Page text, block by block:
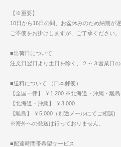
【※重要】
10日から16日の間、お盆休みのため納期が
ご不便をお掛けしますが、ご了承ください。
■出荷日について
注文日翌日より土日を除く、２～３営業日
■送料について （日本郵便）
【全国一律】 ￥1,200 ※北海道・沖縄・離島
【北海道・沖縄】 ￥3,000
【離島】 ￥5,000（別途メールにてご相談)
※海外への発送は行っておりません。
■配達時間帯希望サービス